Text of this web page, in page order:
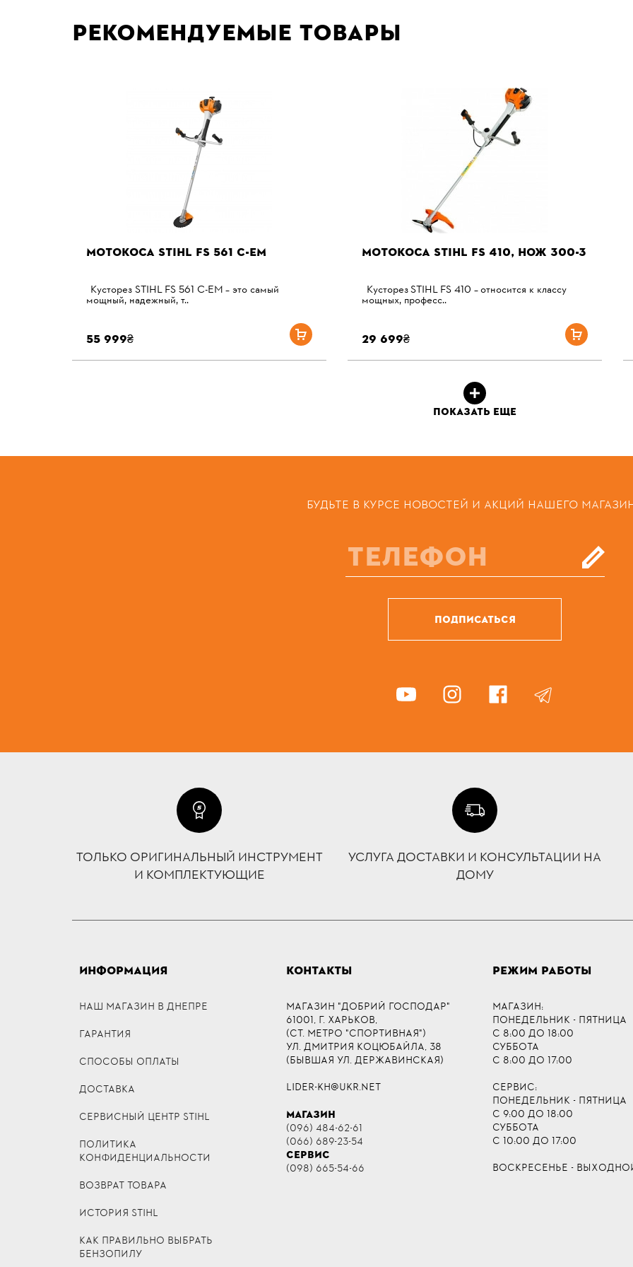
Рекомендуемые товары
МОТОКОСА STIHL FS 561 С-ЕM
Кусторез STIHL FS 561 С-EМ – это самый
мощный, надежный, т..
55 999₴
МОТОКОСА STIHL FS 410, НОЖ 300-3
Кусторез STIHL FS 410 – относится к классу
мощных, професс..
29 699₴
ПОКАЗАТЬ ЕЩЕ
БУДЬТЕ В КУРСЕ НОВОСТЕЙ И АКЦИЙ НАШЕГО
ПОДПИСАТЬСЯ
ТОЛЬКО ОРИГИНАЛЬНЫЙ ИНСТРУМЕНТ
И КОМПЛЕКТУЮЩИЕ
УСЛУГА ДОСТАВКИ И КОНСУЛЬТАЦИИ НА
ДОМУ
ИНФОРМАЦИЯ
НАШ МАГАЗИН В ДНЕПРЕ
ГАРАНТИЯ
СПОСОБЫ ОПЛАТЫ
ДОСТАВКА
СЕРВИСНЫЙ ЦЕНТР STIHL
ПОЛИТИКА
КОНФИДЕНЦИАЛЬНОСТИ
ВОЗВРАТ ТОВАРА
ИСТОРИЯ STIHL
КАК ПРАВИЛЬНО ВЫБРАТЬ
БЕНЗОПИЛУ
КОНТАКТЫ
МАГАЗИН "ДОБРИЙ ГОСПОДАР"
61001, Г. ХАРЬКОВ,
(СТ. МЕТРО "СПОРТИВНАЯ")
УЛ. ДМИТРИЯ КОЦЮБАЙЛА, 38
(БЫВШАЯ УЛ. ДЕРЖАВИНСКАЯ)
LIDER-KH@UKR.NET
МАГАЗИН
(096) 484-62-61
(066) 689-23-54
СЕРВИС
(098) 665-54-66
РЕЖИМ РАБОТЫ
МАГАЗИН:
ПОНЕДЕЛЬНИК - ПЯТНИЦА
С 8:00 ДО 18:00
СУББОТА
С 8:00 ДО 17:00
СЕРВИС:
ПОНЕДЕЛЬНИК - ПЯТНИЦА
С 9:00 ДО 18:00
СУББОТА
С 10:00 ДО 17:00
ВОСКРЕСЕНЬЕ -